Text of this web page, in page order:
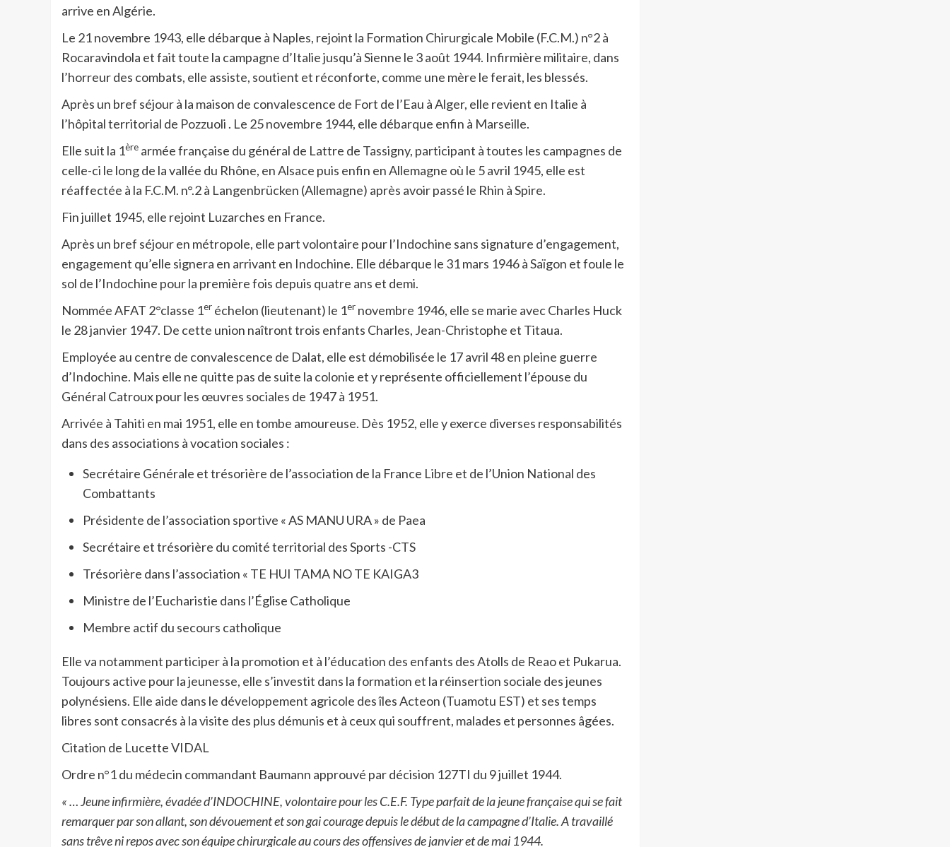
arrive en Algérie.
Le 21 novembre 1943, elle débarque à Naples, rejoint la Formation Chirurgicale Mobile (F.C.M.) n°2 à
Rocaravindola et fait toute la campagne d’Italie jusqu’à Sienne le 3 août 1944. Infirmière militaire, dans
l’horreur des combats, elle assiste, soutient et réconforte, comme une mère le ferait, les blessés.
Après un bref séjour à la maison de convalescence de Fort de l’Eau à Alger, elle revient en Italie à
l’hôpital territorial de Pozzuoli . Le 25 novembre 1944, elle débarque enfin à Marseille.
Elle suit la 1ère armée française du général de Lattre de Tassigny, participant à toutes les campagnes de
celle-ci le long de la vallée du Rhône, en Alsace puis enfin en Allemagne où le 5 avril 1945, elle est
réaffectée à la F.C.M. n°.2 à Langenbrücken (Allemagne) après avoir passé le Rhin à Spire.
Fin juillet 1945, elle rejoint Luzarches en France.
Après un bref séjour en métropole, elle part volontaire pour l’Indochine sans signature d’engagement,
engagement qu’elle signera en arrivant en Indochine. Elle débarque le 31 mars 1946 à Saïgon et foule le
sol de l’Indochine pour la première fois depuis quatre ans et demi.
Nommée AFAT 2°classe 1er échelon (lieutenant) le 1er novembre 1946, elle se marie avec Charles Huck
le 28 janvier 1947. De cette union naîtront trois enfants Charles, Jean-Christophe et Titaua.
Employée au centre de convalescence de Dalat, elle est démobilisée le 17 avril 48 en pleine guerre
d’Indochine. Mais elle ne quitte pas de suite la colonie et y représente officiellement l’épouse du
Général Catroux pour les œuvres sociales de 1947 à 1951.
Arrivée à Tahiti en mai 1951, elle en tombe amoureuse. Dès 1952, elle y exerce diverses responsabilités
dans des associations à vocation sociales :
Secrétaire Générale et trésorière de l’association de la France Libre et de l’Union National des
Combattants
Présidente de l’association sportive « AS MANU URA » de Paea
Secrétaire et trésorière du comité territorial des Sports -CTS
Trésorière dans l’association « TE HUI TAMA NO TE KAIGA3
Ministre de l’Eucharistie dans l’Église Catholique
Membre actif du secours catholique
Elle va notamment participer à la promotion et à l’éducation des enfants des Atolls de Reao et Pukarua.
Toujours active pour la jeunesse, elle s’investit dans la formation et la réinsertion sociale des jeunes
polynésiens. Elle aide dans le développement agricole des îles Acteon (Tuamotu EST) et ses temps
libres sont consacrés à la visite des plus démunis et à ceux qui souffrent, malades et personnes âgées.
Citation de Lucette VIDAL
Ordre n°1 du médecin commandant Baumann approuvé par décision 127TI du 9 juillet 1944.
« … Jeune infirmière, évadée d’INDOCHINE, volontaire pour les C.E.F. Type parfait de la jeune française qui se fait
remarquer par son allant, son dévouement et son gai courage depuis le début de la campagne d’Italie. A travaillé
sans trêve ni repos avec son équipe chirurgicale au cours des offensives de janvier et de mai 1944.